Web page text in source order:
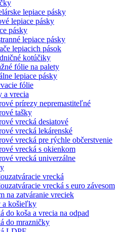
lepiace pásky
lepiace pásky
pásky
lepiace pásky
lepiacich pások
kotúčiky
fólie na palety
lepiace pásky
fólie
a vrecia
prírezy nepremastiteľné
tašky
vrecká desiatové
vrecká lekárenské
vrecká pre rýchle občerstvenie
vrecká s okienkom
vrecká univerzálne
vrecká
vrecká s euro závesom
na zatváranie vreciek
a košieľky
do koša a vrecia na odpad
do mrazničky